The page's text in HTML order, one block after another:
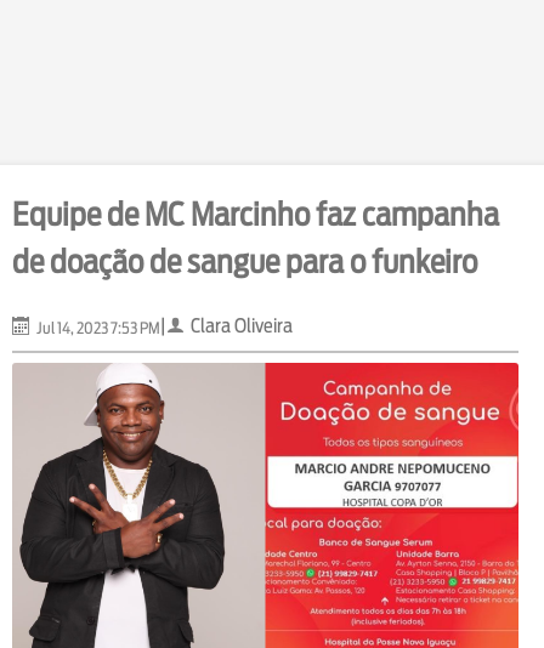
Equipe de MC Marcinho faz campanha
de doação de sangue para o funkeiro
Jul 14, 2023 7:53 PM| Clara Oliveira